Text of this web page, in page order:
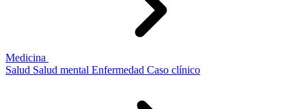
Medicina
Salud Salud mental Enfermedad Caso clínico